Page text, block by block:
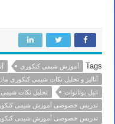
Tags آموزش شیمی کنکوری
آنالیز و تحلیل نکات شیمی کنکوری
اتیل بوتانوات
تحلیل نکات
تدریس خصوصی آموزش شیمی
تدریس خصوصی آموزش شیمی